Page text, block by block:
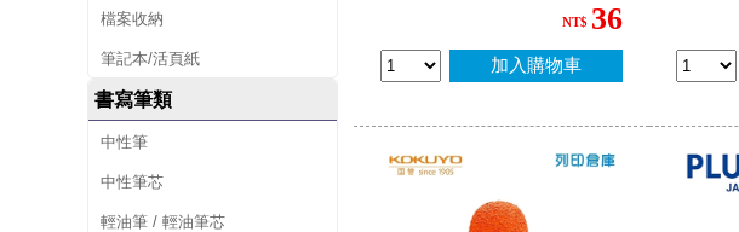
檔案收納
筆記本/活頁紙
書寫筆類
中性筆
中性筆芯
輕油筆 / 輕油筆芯
NT$ 36
加入購物車